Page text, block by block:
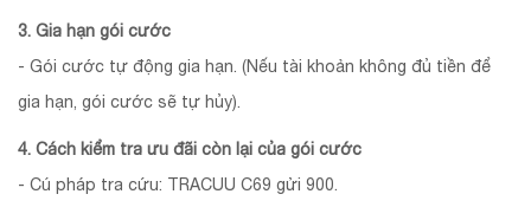
3. Gia hạn gói cước
- Gói cước tự động gia hạn. (Nếu tài khoản không đủ tiền để
gia hạn, gói cước sẽ tự hủy).
4. Cách kiểm tra ưu đãi còn lại của gói cước
- Cú pháp tra cứu: TRACUU C69 gửi 900.